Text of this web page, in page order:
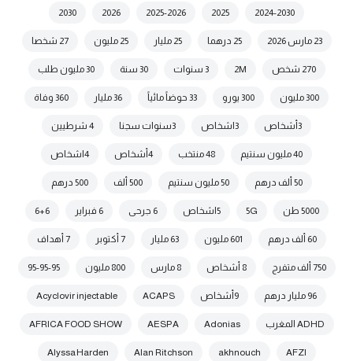
2024-2030
2025
2025-2026
2026
2030
23 مارس 2026 25 درهما 25 مليار 25 مليون 27 شخصا
270 شخص 2M 3 سنوات 30 سنة 30 مليون طلب
300 مليون 300 يورو 33 حوضاً مائياً 36 مليار 360 وفاة
3أشخاص 3اشخاص 3سنوات سجنا 4 شرطيين
40 مليون سنتيم 48 منتخب 4أشخاص 4اشخاص
50 ألف درهم 50 مليون سنتيم 500 ألف 500 درهم
5000 طن 5G 5اشخاص 6 جرحى 6 فبراير 6+6
60 ألف درهم 601 مليون 63 مليار 7 أكتوبر 7 أهداف
750 ألف متفرج 8 أشخاص 8 مارس 800 مليون 95-95-95
96 مليار درهم 9أشخاص ACAPS
Acyclovir injectable
ADHD المغرب Adonias
AESPA
AFRICA FOOD SHOW
AFZI
akhnouch
Alan Ritchson
Alyssa Harden